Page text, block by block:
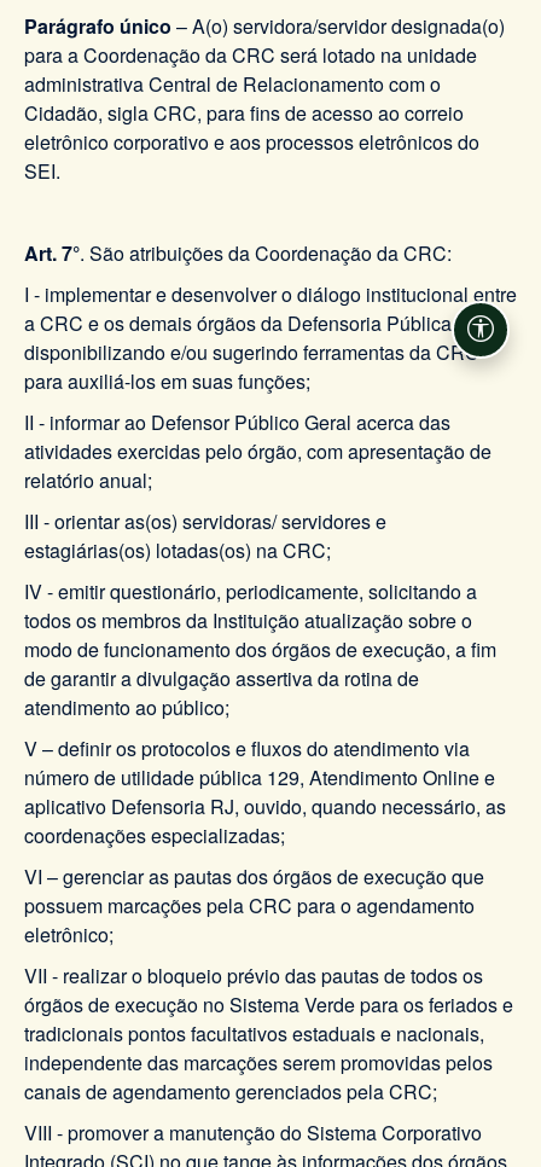
Parágrafo único – A(o) servidora/servidor designada(o)
para a Coordenação da CRC será lotado na unidade
administrativa Central de Relacionamento com o
Cidadão, sigla CRC, para fins de acesso ao correio
eletrônico corporativo e aos processos eletrônicos do
SEI.
Art. 7°. São atribuições da Coordenação da CRC:
I - implementar e desenvolver o diálogo institucional entre
a CRC e os demais órgãos da Defensoria Pública,
disponibilizando e/ou sugerindo ferramentas da CRC
para auxiliá-los em suas funções;
II - informar ao Defensor Público Geral acerca das
atividades exercidas pelo órgão, com apresentação de
relatório anual;
III - orientar as(os) servidoras/ servidores e
estagiárias(os) lotadas(os) na CRC;
IV - emitir questionário, periodicamente, solicitando a
todos os membros da Instituição atualização sobre o
modo de funcionamento dos órgãos de execução, a fim
de garantir a divulgação assertiva da rotina de
atendimento ao público;
V – definir os protocolos e fluxos do atendimento via
número de utilidade pública 129, Atendimento Online e
aplicativo Defensoria RJ, ouvido, quando necessário, as
coordenações especializadas;
VI – gerenciar as pautas dos órgãos de execução que
possuem marcações pela CRC para o agendamento
eletrônico;
VII - realizar o bloqueio prévio das pautas de todos os
órgãos de execução no Sistema Verde para os feriados e
tradicionais pontos facultativos estaduais e nacionais,
independente das marcações serem promovidas pelos
canais de agendamento gerenciados pela CRC;
VIII - promover a manutenção do Sistema Corporativo
Integrado (SCI) no que tange às informações dos órgãos